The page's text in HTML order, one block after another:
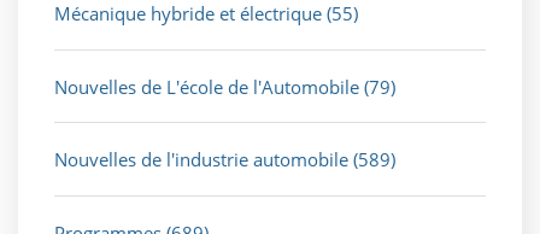
Mécanique hybride et électrique (55)
Nouvelles de L'école de l'Automobile (79)
Nouvelles de l'industrie automobile (589)